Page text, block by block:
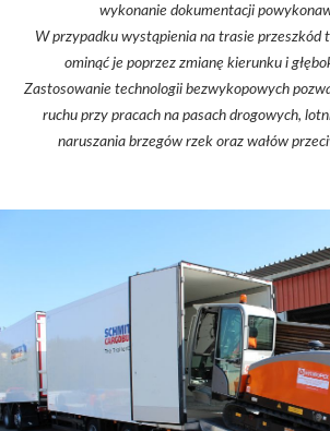
wykonanie dokumentacji
W przypadku wystąpienia na trasie przeszkód
ominąć je poprzez zmianę kierunku i
Zastosowanie technologii bezwykopowych
ruchu przy pracach na pasach drogowych,
naruszania brzegów rzek oraz wałów